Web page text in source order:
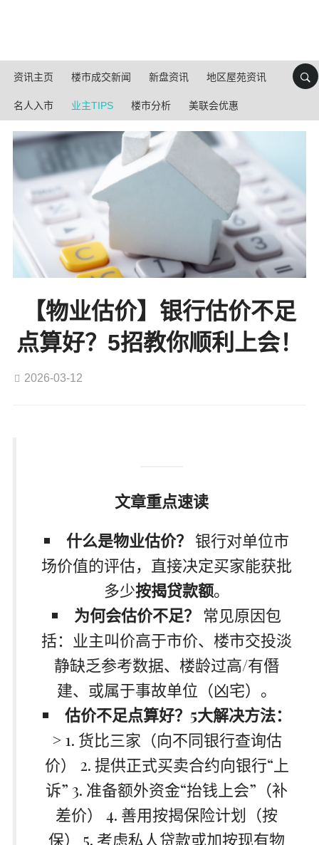
资讯主页 楼市成交新闻 新盘资讯 地区屋苑资讯
名人入市 业主TIPS 楼市分析 美联会优惠
【物业估价】银行估价不足
点算好？5招教你顺利上会！
2026-03-12
文章重点速读
什么是物业估价？ 银行对单位市
场价值的评估，直接决定买家能获批
多少按揭贷款额。
为何会估价不足？ 常见原因包
括：业主叫价高于市价、楼市交投淡
静缺乏参考数据、楼龄过高/有僭
建、或属于事故单位（凶宅）。
估价不足点算好？5大解决方法：
> 1. 货比三家（向不同银行查询估
价） 2. 提供正式买卖合约向银行“上
诉” 3. 准备额外资金“抬钱上会”（补
差价） 4. 善用按揭保险计划（按
保） 5. 考虑私人贷款或加按现有物